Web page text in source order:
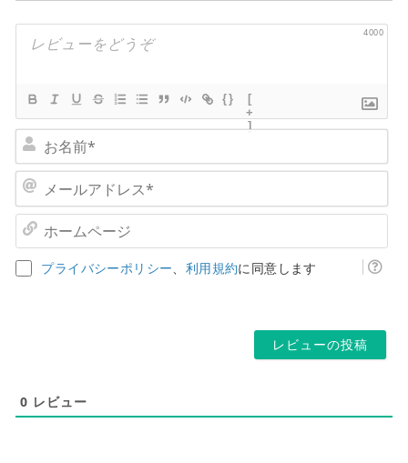
4000
{}
[
+
]
名
ア
ー
プライバシーポリシー、 利用規約に同意します
0 レビュー